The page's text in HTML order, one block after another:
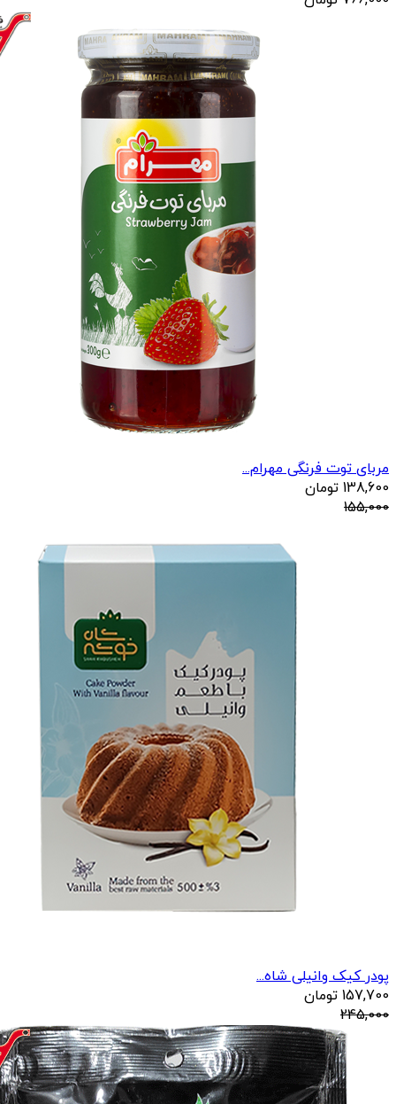
مربای توت فرنگی مهرام...
138,600 تومان
155,000
پودر کیک وانیلی شاه...
157,700 تومان
245,000